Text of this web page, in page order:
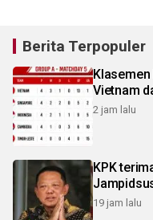
Berita Terpopuler
Vietnam
2 jam lalu
KPK
19 jam lalu